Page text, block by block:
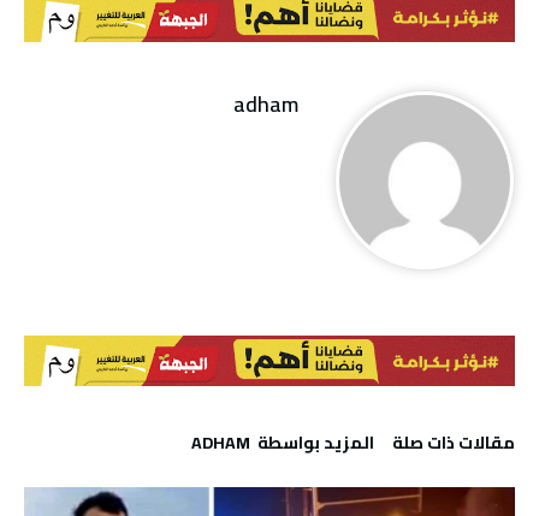
adham
‫مقالات ذات صلة‬ ‫‫المزيد بواسطة‬ ‬ ADHAM